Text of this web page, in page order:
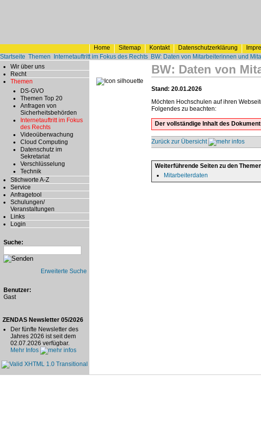
Home Sitemap Kontakt Datenschutzerklärung
Startseite Themen Internetauftritt im Fokus des Rechts BW: Daten von Mitarbeiterinnen und
Wir über uns
Recht
Themen
DS-GVO
Themen Top 20
Anfragen von
Sicherheitsbehörden
Internetauftritt im Fokus
des Rechts
Videoüberwachung
Cloud Computing
Datenschutz im
Sekretariat
Verschlüsselung
Technik
Stichworte A-Z
Service
Anfragetool
Schulungen/
Veranstaltungen
Links
Login
Suche:
Erweiterte Suche
Benutzer:
Gast
ZENDAS Newsletter 05/2026
Der fünfte Newsletter des
Jahres 2026 ist seit dem
02.07.2026 verfügbar.
Mehr Infos
BW: Daten von
Stand: 20.01.2026
Möchten Hochschulen auf ihren
Folgendes zu beachten:
Der vollständige Inhalt des
Zurück zur Übersicht
Weiterführende Seiten zu den
Mitarbeiterdaten